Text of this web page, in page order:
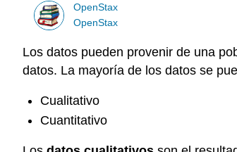
OpenStax
OpenStax
Los datos pueden provenir de una
datos. La mayoría de los datos se
Cualitativo
Cuantitativo